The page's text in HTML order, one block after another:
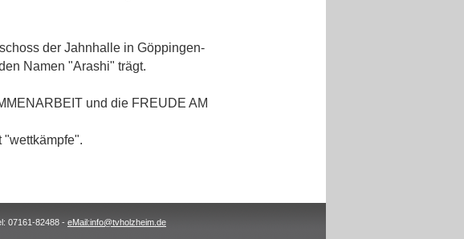
der Jahnhalle in Göppingen-
Namen "Arashi" trägt.
und die FREUDE AM
"wettkämpfe".
07161-82488 - eMail:info@tvholzheim.de